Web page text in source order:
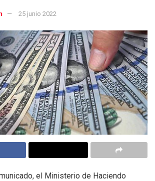
25 junio 2022
el Ministerio de Haciendo